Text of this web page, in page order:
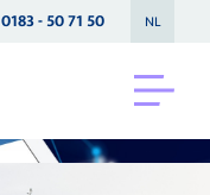
0183 - 50 71 50 NL